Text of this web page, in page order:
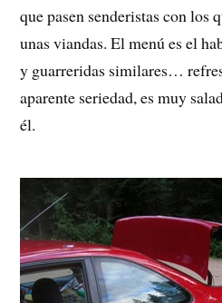
que pasen senderistas con los
unas viandas. El menú es el
y guarreridas similares…
aparente seriedad, es muy
él.